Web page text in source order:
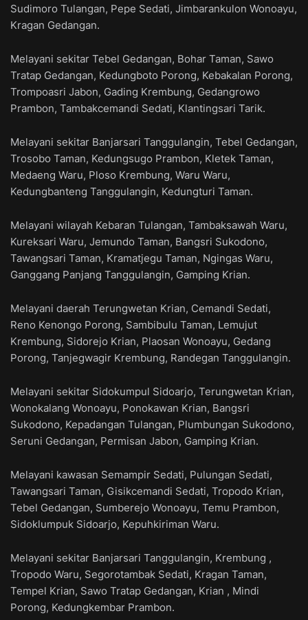
Sudimoro Tulangan, Pepe Sedati, Jimbarankulon Wonoayu,
Kragan Gedangan.
Melayani sekitar Tebel Gedangan, Bohar Taman, Sawo
Tratap Gedangan, Kedungboto Porong, Kebakalan Porong,
Trompoasri Jabon, Gading Krembung, Gedangrowo
Prambon, Tambakcemandi Sedati, Klantingsari Tarik.
Melayani sekitar Banjarsari Tanggulangin, Tebel Gedangan,
Trosobo Taman, Kedungsugo Prambon, Kletek Taman,
Medaeng Waru, Ploso Krembung, Waru Waru,
Kedungbanteng Tanggulangin, Kedungturi Taman.
Melayani wilayah Kebaran Tulangan, Tambaksawah Waru,
Kureksari Waru, Jemundo Taman, Bangsri Sukodono,
Tawangsari Taman, Kramatjegu Taman, Ngingas Waru,
Ganggang Panjang Tanggulangin, Gamping Krian.
Melayani daerah Terungwetan Krian, Cemandi Sedati,
Reno Kenongo Porong, Sambibulu Taman, Lemujut
Krembung, Sidorejo Krian, Plaosan Wonoayu, Gedang
Porong, Tanjegwagir Krembung, Randegan Tanggulangin.
Melayani sekitar Sidokumpul Sidoarjo, Terungwetan Krian,
Wonokalang Wonoayu, Ponokawan Krian, Bangsri
Sukodono, Kepadangan Tulangan, Plumbungan Sukodono,
Seruni Gedangan, Permisan Jabon, Gamping Krian.
Melayani kawasan Semampir Sedati, Pulungan Sedati,
Tawangsari Taman, Gisikcemandi Sedati, Tropodo Krian,
Tebel Gedangan, Sumberejo Wonoayu, Temu Prambon,
Sidoklumpuk Sidoarjo, Kepuhkiriman Waru.
Melayani sekitar Banjarsari Tanggulangin, Krembung ,
Tropodo Waru, Segorotambak Sedati, Kragan Taman,
Tempel Krian, Sawo Tratap Gedangan, Krian , Mindi
Porong, Kedungkembar Prambon.